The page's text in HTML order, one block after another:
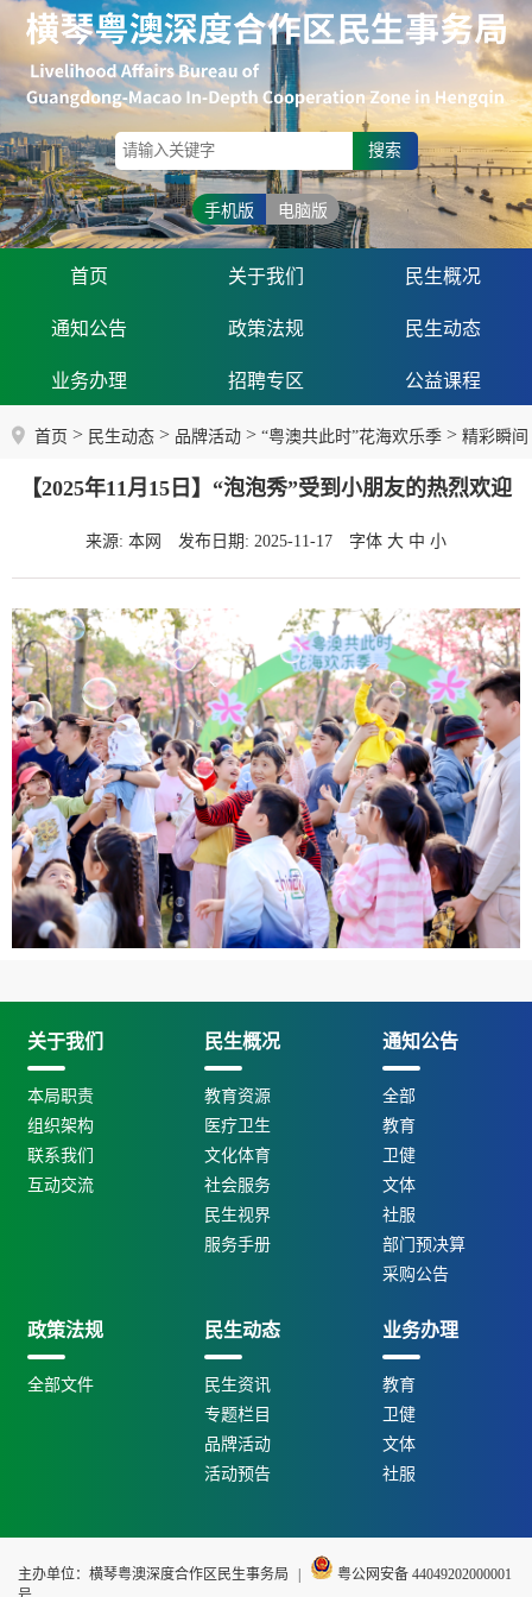
搜索
手机版 电脑版
首页 关于我们 民生概况
通知公告 政策法规 民生动态
业务办理 招聘专区 公益课程
首页 > 民生动态 > 品牌活动 > “粤澳共此时”花海欢乐季 > 精彩瞬间
【2025年11月15日】“泡泡秀”受到小朋友的热烈欢迎
来源: 本网 发布日期: 2025-11-17 字体 大 中 小
关于我们
本局职责
组织架构
联系我们
互动交流
民生概况
教育资源
医疗卫生
文化体育
社会服务
民生视界
服务手册
通知公告
全部
教育
卫健
文体
社服
部门预决算
采购公告
政策法规
全部文件
民生动态
民生资讯
专题栏目
品牌活动
活动预告
业务办理
教育
卫健
文体
社服
主办单位：横琴粤澳深度合作区民生事务局 |
粤公网安备 44049202000001